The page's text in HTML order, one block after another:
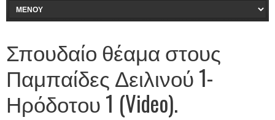
Σπουδαίο θέαμα στους
Παμπαίδες Δειλινού 1-
Ηρόδοτου 1 (Video).